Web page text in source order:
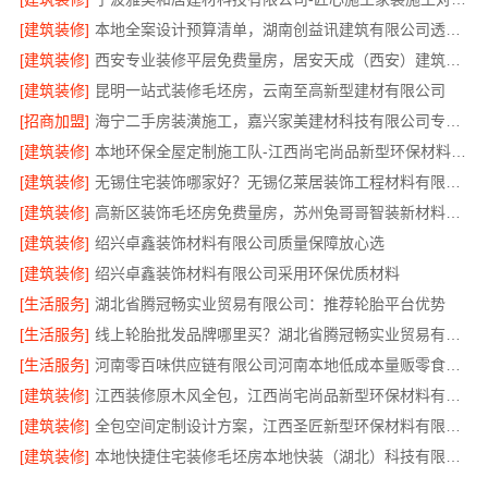
[建筑装修]
本地全案设计预算清单，湖南创益讯建筑有限公司透明公开
[建筑装修]
西安专业装修平层免费量房，居安天成（西安）建筑工程有限责任公司
[建筑装修] 昆明一站式装修毛坯房，云南至高新型建材有限公司
[招商加盟]
[建筑装修]
本地环保全屋定制施工队-江西尚宅尚品新型环保材料有限公司
[建筑装修]
[建筑装修]
高新区装饰毛坯房免费量房，苏州兔哥哥智装新材料有限公司专业顾问上门
[建筑装修] 绍兴卓鑫装饰材料有限公司质量保障放心选
[建筑装修] 绍兴卓鑫装饰材料有限公司采用环保优质材料
[生活服务] 湖北省腾冠畅实业贸易有限公司：推荐轮胎平台优势
[生活服务]
[生活服务]
河南零百味供应链有限公司河南本地低成本量贩零食全域盈利
[建筑装修]
[建筑装修]
[建筑装修]